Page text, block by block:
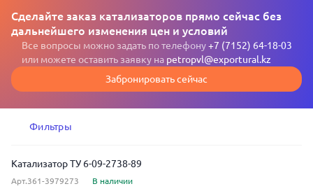
Сделайте заказ катализаторов прямо сейчас без
дальнейшего изменения цен и условий
Все вопросы можно задать по телефону+7 (7152) 64-18-03
или можете оставить заявку на petropvl@exportural.kz
Забронировать сейчас
Фильтры
Катализатор ТУ 6-09-2738-89
Арт.361-3979273 В наличии